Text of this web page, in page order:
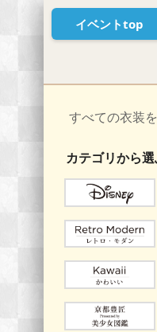
イベントtop
すべての衣装
カテゴリから選